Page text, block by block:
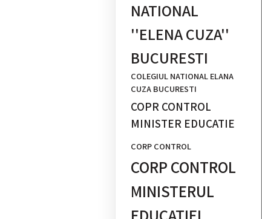
NATIONAL
''ELENA CUZA''
BUCURESTI
COLEGIUL NATIONAL ELANA
CUZA BUCURESTI
COPR CONTROL
MINISTER EDUCATIE
CORP CONTROL
CORP CONTROL
MINISTERUL